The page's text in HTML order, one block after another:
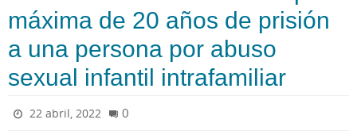
máxima de 20 años de prisión
a una persona por abuso
sexual infantil intrafamiliar
22 abril, 2022 0